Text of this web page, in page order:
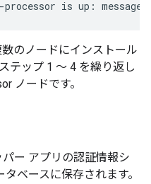
processor is up:
のノードにインストール
テップ 1 ～ 4 を繰り返し
ノードです。
ー アプリの認証情報シ
ベースに保存されます。